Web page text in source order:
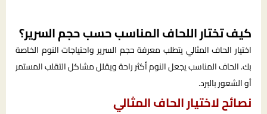
كيف تختار اللحاف المناسب حسب حجم السرير؟
اختيار الحاف المثالي يتطلب معرفة حجم السرير واحتياجات النوم الخاصة
بك. الحاف المناسب يجعل النوم أكثر راحة ويقلل مشاكل التقلب المستمر
أو الشعور بالبرد.
نصائح لاختيار الحاف المثالي